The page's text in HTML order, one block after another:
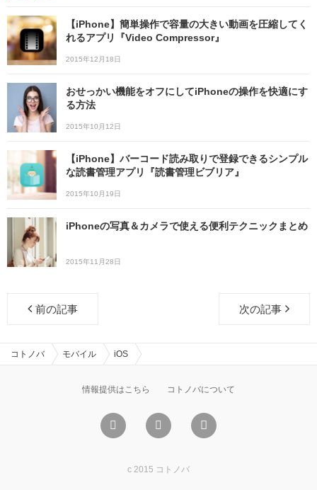
【iPhone】簡単操作で容量の大きい動画を圧縮してく
れるアプリ『Video Compressor』
2015年12月18日
おせっかい機能をオフにしてiPhoneの操作を快適にす
る方法
2015年10月12日
【iPhone】バーコード読み取りで登録できるシンプル
な読書管理アプリ『読書管理ビブリア』
2015年10月19日
iPhoneの写真＆カメラで使える便利テクニックまとめ
2015年11月28日
前の記事 次の記事
コトノバ モバイル iOS
情報提供はこちら コトノバについて
c 2015 コトノバ